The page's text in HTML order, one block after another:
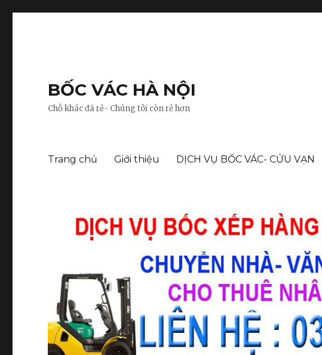
BỐC VÁC HÀ NỘI
Chỗ khác đã rẻ- Chúng tôi còn rẻ hơn
Trang chủ Giới thiệu DỊCH VỤ BỐC VÁC- CỬU VẠN